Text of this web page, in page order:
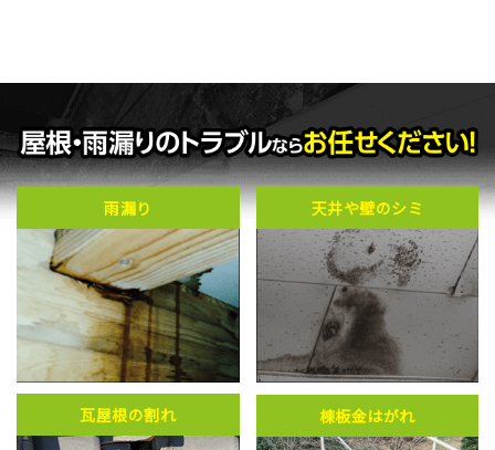
雨漏り 天井や壁のシミ
瓦屋根の割れ 棟板金はがれ